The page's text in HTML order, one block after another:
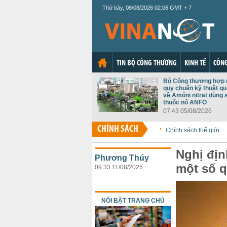
Thứ bảy, 08/08/2026 02:06 GMT + 7
TIN BỘ CÔNG THƯƠNG KINH TẾ
Bộ Công thương hợp
quy chuẩn kỹ thuật
về Amôni nitrat dùng
thuốc nổ ANFO
07:43 05/08/2026
CHÍNH SÁCH Chính sách thế giới
Nghị
một số
Phương Thúy
09:33 11/08/2025
NỔI BẬT TRANG CHỦ